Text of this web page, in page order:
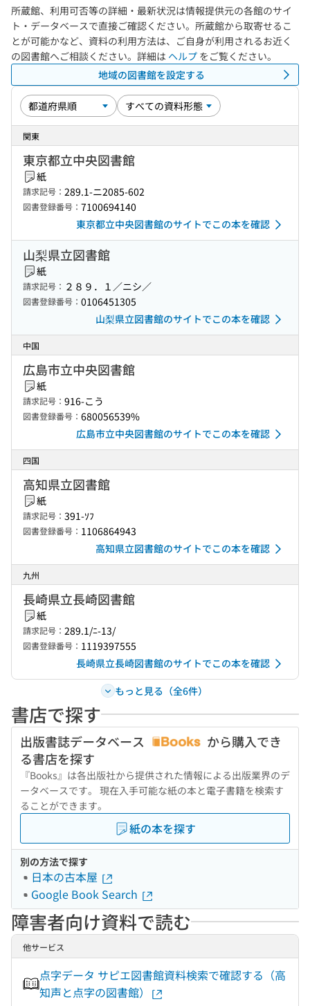
所蔵館、利用可否等の詳細・最新状況は情報提供元の各館のサイ
ト・データベースで直接ご確認ください。所蔵館から取寄せるこ
とが可能かなど、資料の利用方法は、ご自身が利用されるお近く
の図書館へご相談ください。詳細は ヘルプ をご覧ください。
地域の図書館を設定する
関東
東京都立中央図書館
紙
請求記号： 289.1-ニ2085-602
図書登録番号： 7100694140
東京都立中央図書館のサイトでこの本を確認
山梨県立図書館
紙
請求記号： ２８９．１／ニシ／
図書登録番号： 0106451305
山梨県立図書館のサイトでこの本を確認
中国
広島市立中央図書館
紙
請求記号： 916-こう
図書登録番号： 680056539%
広島市立中央図書館のサイトでこの本を確認
四国
高知県立図書館
紙
請求記号： 391-ｿﾌ
図書登録番号： 1106864943
高知県立図書館のサイトでこの本を確認
九州
長崎県立長崎図書館
紙
請求記号： 289.1/ﾆ-13/
図書登録番号： 1119397555
長崎県立長崎図書館のサイトでこの本を確認
もっと見る（全6件）
書店で探す
出版書誌データベース
から購入でき
る書店を探す
『Books』は各出版社から提供された情報による出版業界のデ
ータベースです。 現在入手可能な紙の本と電子書籍を検索す
ることができます。
紙の本を探す
別の方法で探す
日本の古本屋
Google Book Search
障害者向け資料で読む
他サービス
点字データ サピエ図書館資料検索で確認する（高
知声と点字の図書館）